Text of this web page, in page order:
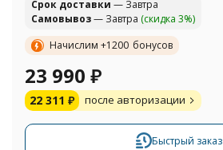
Cрок доставки — Завтра
Самовывоз— Завтра (скидка 3%)
Начислим +1200 бонусов
23 990 ₽
22 311 ₽ после авторизации
Быстрый заказ